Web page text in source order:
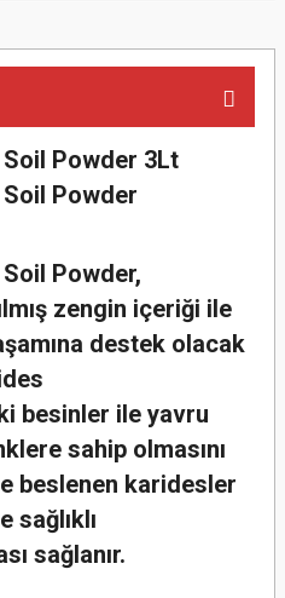
Powder 3Lt
Powder
Powder,
zengin içeriği ile
destek olacak
besinler ile yavru
sahip olmasını
beslenen karidesler
sağlıklı
sağlanır.